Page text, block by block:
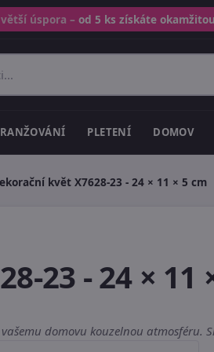
úspora – od 5 ks získáte
PLETENÍ DOMOV
květ X7628-23 - 24 × 11 × 5 cm
23 - 24 × 11
domovu kouzelnou atmosféru.